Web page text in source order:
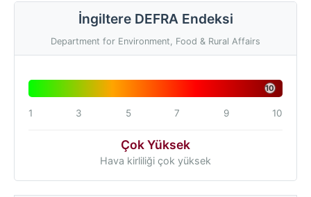
İngiltere DEFRA Endeksi
Department for Environment, Food & Rural Affairs
10
1 3 5 7 9 10
Çok Yüksek
Hava kirliliği çok yüksek